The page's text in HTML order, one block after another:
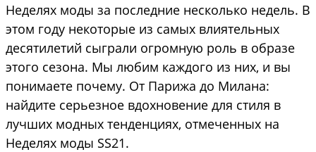
Неделях моды за последние несколько недель. В
этом году некоторые из самых влиятельных
десятилетий сыграли огромную роль в образе
этого сезона. Мы любим каждого из них, и вы
понимаете почему. От Парижа до Милана:
найдите серьезное вдохновение для стиля в
лучших модных тенденциях, отмеченных на
Неделях моды SS21.